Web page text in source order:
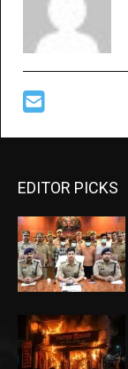
EDITOR PICKS